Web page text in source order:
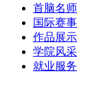
首脑名师
国际赛事
作品展示
学院风采
就业服务